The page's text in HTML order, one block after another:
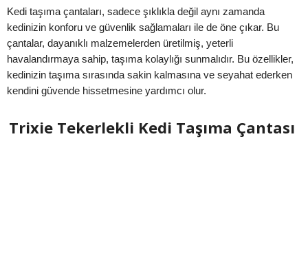
Kedi taşıma çantaları, sadece şıklıkla değil aynı zamanda
kedinizin konforu ve güvenlik sağlamaları ile de öne çıkar. Bu
çantalar, dayanıklı malzemelerden üretilmiş, yeterli
havalandırmaya sahip, taşıma kolaylığı sunmalıdır. Bu özellikler,
kedinizin taşıma sırasında sakin kalmasına ve seyahat ederken
kendini güvende hissetmesine yardımcı olur.
Trixie Tekerlekli Kedi Taşıma Çantası